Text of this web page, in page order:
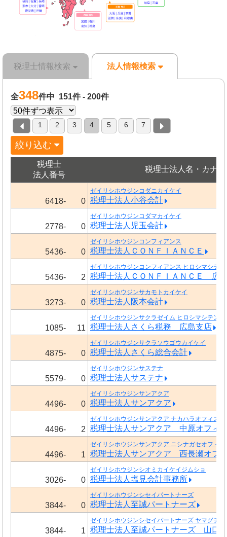
税理士情報検索 法人情報検索
全348件中 151件 - 200件
1 2 3 4 5 6 7
絞り込む
税理士
法人番号
税理士法人名・カナ
6418- 0
ゼイリシホウジンコダニカイケイ
税理士法人小谷会計
2778- 0
ゼイリシホウジンコダマカイケイ
税理士法人児玉会計
5436- 0
ゼイリシホウジンコンフィアンス
税理士法人ＣＯＮＦＩＡＮＣＥ
5436- 2
ゼイリシホウジンコンフィアンス ヒロシマシテン
税理士法人ＣＯＮＦＩＡＮＣＥ 広
3273- 0
ゼイリシホウジンサカモトカイケイ
税理士法人阪本会計
1085- 11
ゼイリシホウジンサクラゼイム ヒロシマシテン
税理士法人さくら税務 広島支店
4875- 0
ゼイリシホウジンサクラソウゴウカイケイ
税理士法人さくら総合会計
5579- 0
ゼイリシホウジンサステナ
税理士法人サステナ
4496- 0
ゼイリシホウジンサンアクア
税理士法人サンアクア
4496- 2
ゼイリシホウジンサンアクア ナカハラオフィス
税理士法人サンアクア 中原オフィ
4496- 1
ゼイリシホウジンサンアクア ニシナガセオフィス
税理士法人サンアクア 西長瀬オフ
3026- 0
ゼイリシホウジンシオミカイケイジムショ
税理士法人塩見会計事務所
3844- 0
ゼイリシホウジンシセイパートナーズ
税理士法人至誠パートナーズ
3844- 1
ゼイリシホウジンシセイパートナーズ ヤマグチオ
税理士法人至誠パートナーズ 山口